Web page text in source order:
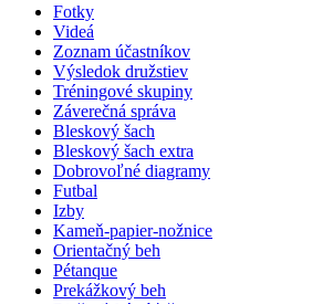
Fotky
Videá
Zoznam účastníkov
Výsledok družstiev
Tréningové skupiny
Záverečná správa
Bleskový šach
Bleskový šach extra
Dobrovoľné diagramy
Futbal
Izby
Kameň-papier-nožnice
Orientačný beh
Pétanque
Prekážkový beh